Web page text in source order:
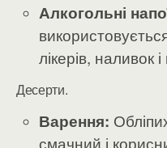
Алкогольні
лікерів, наливок
Десерти.
Варення:
смачний і